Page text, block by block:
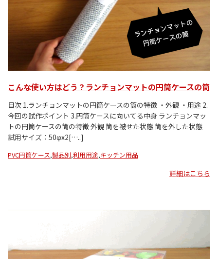
こんな使い方はどう？ランチョンマットの円筒ケースの筒
目次 1.ランチョンマットの円筒ケースの筒の特徴 ・外観 ・用途 2.
今回の試作ポイント 3.円筒ケースに向いてる中身 ランチョンマッ
トの円筒ケースの筒の特徴 外観 筒を被せた状態 筒を外した状態
試用サイズ：50φx2[…..]
PVC円筒ケース,製品別,利用用途,キッチン用品
詳細はこちら